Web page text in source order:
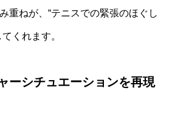
重ねが、“テニスでの緊張のほぐし
くれます。
ーシチュエーションを再現